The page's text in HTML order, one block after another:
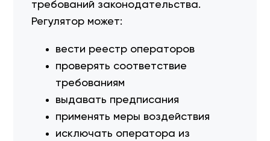
требований законодательства.
Регулятор может:
вести реестр операторов
проверять соответствие
требованиям
выдавать предписания
применять меры воздействия
исключать оператора из